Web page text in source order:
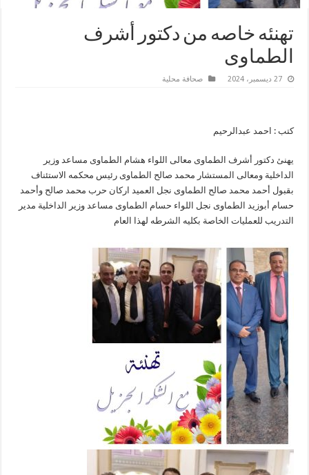
تهنئه خاصه من دكتور أشرف
الطماوى
27 ديسمبر، 2024 صحافة محلية
كتب : احمد عبدالرحيم
يهنئ دكتور أشرف الطماوى معالى اللواء هشام الطماوى مساعد وزير
الداخلية ومعالى المستشار محمد صالح الطماوى رئيس محكمه الاستئناف
بقبول أحمد محمد صالح الطماوى نجل العميد اركان حرب محمد صالح وأحمد
حسام أبوزيد الطماوى نجل اللواء حسام الطماوى مساعد وزير الداخلية مدير
التدريب للعمليات الخاصة بكليه الشرطه لهذا العام